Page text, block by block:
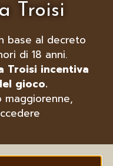
Troisi
base al decreto
di 18 anni.
Troisi incentiva
gioco.
maggiorenne,